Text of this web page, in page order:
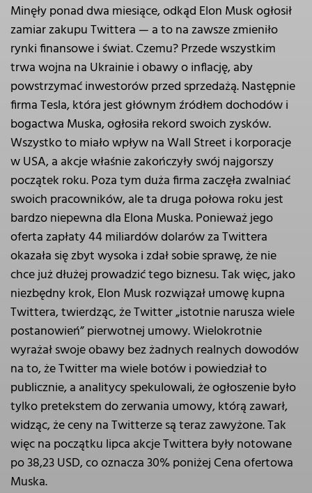
Minęły ponad dwa miesiące, odkąd Elon Musk ogłosił
zamiar zakupu Twittera — a to na zawsze zmieniło
rynki finansowe i świat. Czemu? Przede wszystkim
trwa wojna na Ukrainie i obawy o inflację, aby
powstrzymać inwestorów przed sprzedażą. Następnie
firma Tesla, która jest głównym źródłem dochodów i
bogactwa Muska, ogłosiła rekord swoich zysków.
Wszystko to miało wpływ na Wall Street i korporacje
w USA, a akcje właśnie zakończyły swój najgorszy
początek roku. Poza tym duża firma zaczęła zwalniać
swoich pracowników, ale ta druga połowa roku jest
bardzo niepewna dla Elona Muska. Ponieważ jego
oferta zapłaty 44 miliardów dolarów za Twittera
okazała się zbyt wysoka i zdał sobie sprawę, że nie
chce już dłużej prowadzić tego biznesu. Tak więc, jako
niezbędny krok, Elon Musk rozwiązał umowę kupna
Twittera, twierdząc, że Twitter „istotnie narusza wiele
postanowień” pierwotnej umowy. Wielokrotnie
wyrażał swoje obawy bez żadnych realnych dowodów
na to, że Twitter ma wiele botów i powiedział to
publicznie, a analitycy spekulowali, że ogłoszenie było
tylko pretekstem do zerwania umowy, którą zawarł,
widząc, że ceny na Twitterze są teraz zawyżone. Tak
więc na początku lipca akcje Twittera były notowane
po 38,23 USD, co oznacza 30% poniżej Cena ofertowa
Muska.